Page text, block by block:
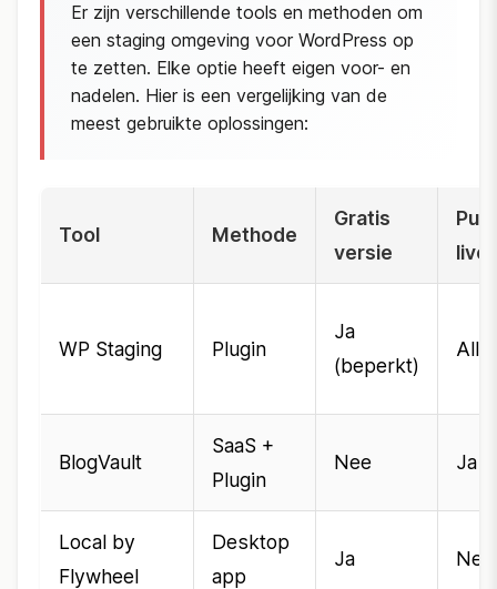
Er zijn verschillende tools en methoden om
een staging omgeving voor WordPress op
te zetten. Elke optie heeft eigen voor- en
nadelen. Hier is een vergelijking van de
meest gebruikte oplossingen:
Tool Methode
Gratis
versie
live
WP Staging Plugin
Ja
(beperkt)
BlogVault
SaaS +
Plugin
Nee Ja
Local by
Flywheel
Desktop
app
Ja Nee